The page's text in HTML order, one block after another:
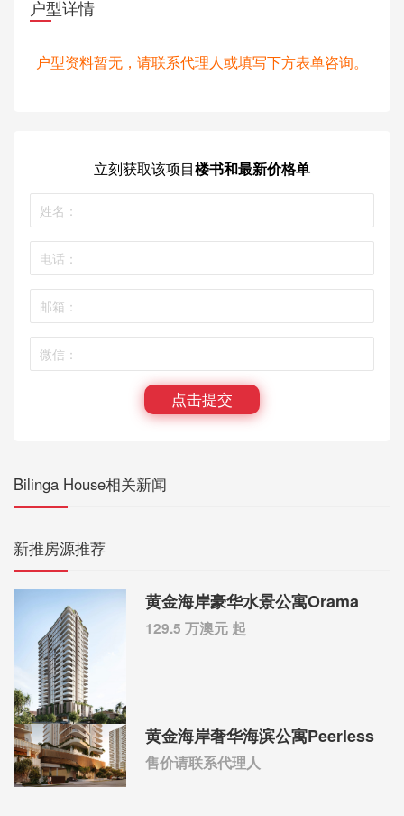
户型详情
户型资料暂无，请联系代理人或填写下方表单咨询。
立刻获取该项目楼书和最新价格单
点击提交
Bilinga House相关新闻
新推房源推荐
黄金海岸豪华水景公寓Orama
129.5 万澳元 起
黄金海岸奢华海滨公寓Peerless
售价请联系代理人